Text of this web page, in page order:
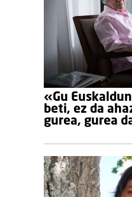
«Gu
beti, ez da
gurea, gurea